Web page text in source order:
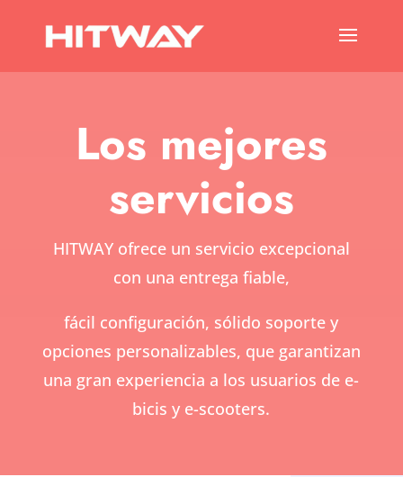
Los mejores
servicios
HITWAY ofrece un servicio excepcional
con una entrega fiable,
fácil configuración, sólido soporte y
opciones personalizables, que garantizan
una gran experiencia a los usuarios de e-
bicis y e-scooters.